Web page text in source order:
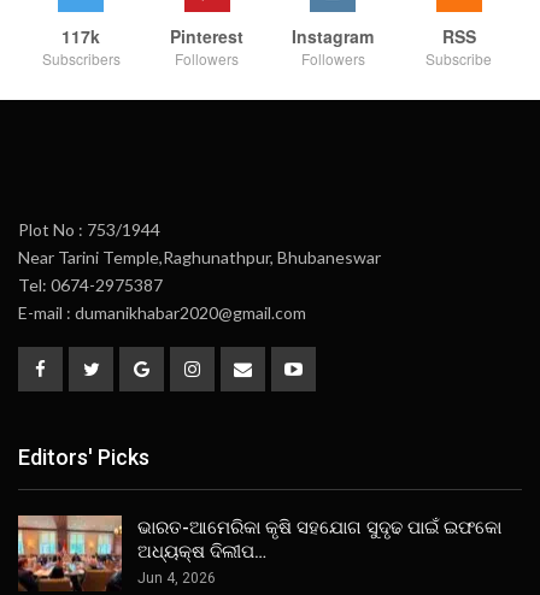
117k
Subscribers
Pinterest
Followers
Instagram
Followers
RSS
Subscribe
Plot No : 753/1944
Near Tarini Temple,Raghunathpur, Bhubaneswar
Tel: 0674-2975387
E-mail : dumanikhabar2020@gmail.com
Editors' Picks
ଭାରତ-ଆମେରିକା କୃଷି ସହଯୋଗ ସୁଦୃଢ ପାଇଁ ଇଫକୋ
ଅଧ୍ୟକ୍ଷ ଦିଲୀପ…
Jun 4, 2026